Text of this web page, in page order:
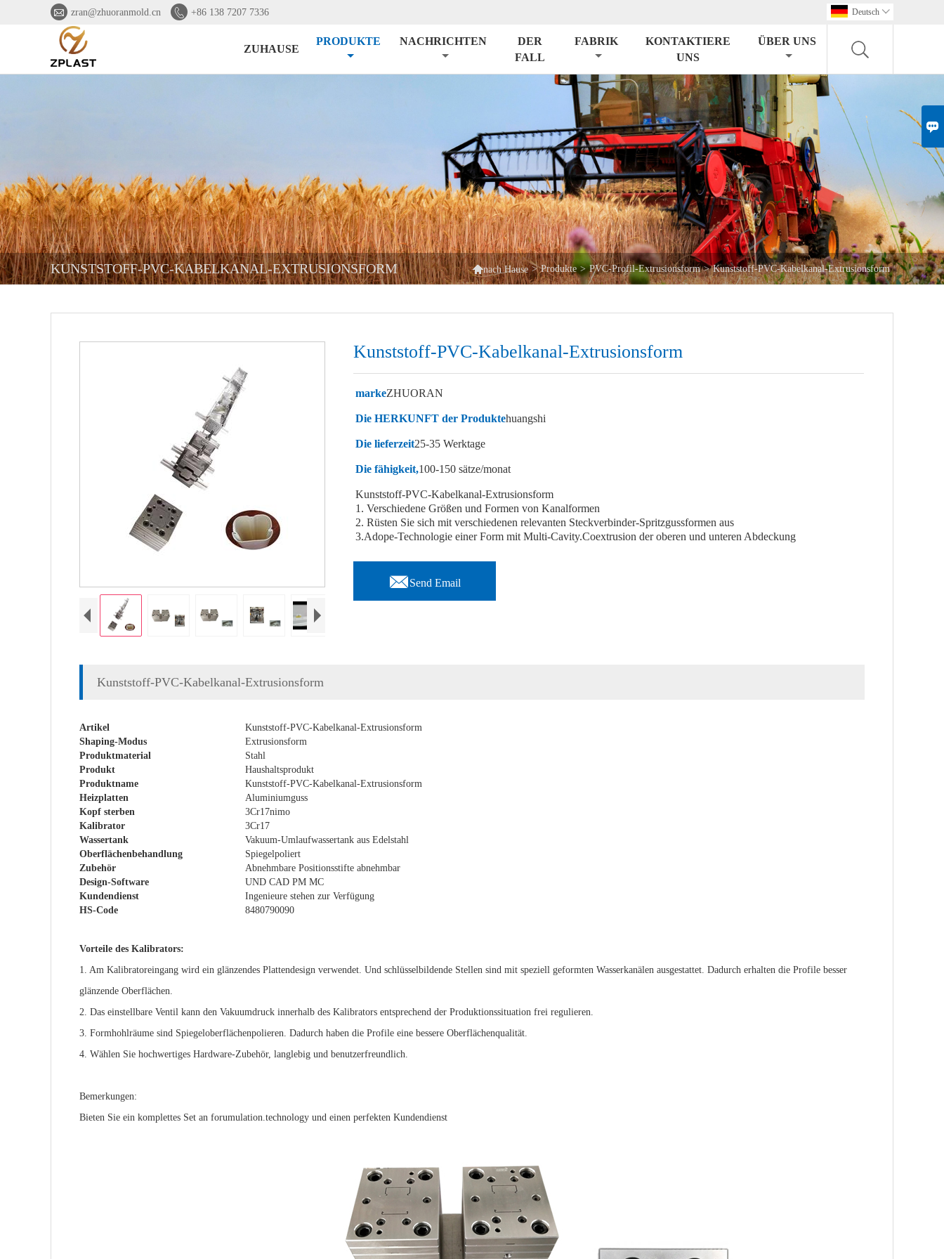

 zran@zhuoranmold.cn  +86 138 7207 7336 Deutsch 
ZUHAUSE
PRODUKTE NACHRICHTEN
DER
FALL
FABRIK
KONTAKTIERE
UNS
ÜBER UNS
KUNSTSTOFF-PVC-KABELKANAL-EXTRUSIONSFORM nach Hause > Produkte > PVC-Profil-Extrusionsform > Kunststoff-PVC-Kabelkanal-Extrusionsform
Kunststoff-PVC-Kabelkanal-Extrusionsform
markeZHUORAN
Die HERKUNFT der Produktehuangshi
Die lieferzeit25-35 Werktage
Die fähigkeit,100-150 sätze/monat
Kunststoff-PVC-Kabelkanal-Extrusionsform
1. Verschiedene Größen und Formen von Kanalformen
2. Rüsten Sie sich mit verschiedenen relevanten Steckverbinder-Spritzgussformen aus
3.Adope-Technologie einer Form mit Multi-Cavity.Coextrusion der oberen und unteren Abdeckung
Send Email
Kunststoff-PVC-Kabelkanal-Extrusionsform
Artikel
Kunststoff-PVC-Kabelkanal-Extrusionsform
Shaping-Modus
Extrusionsform
Produktmaterial
Stahl
Produkt
Haushaltsprodukt
Produktname
Kunststoff-PVC-Kabelkanal-Extrusionsform
Heizplatten
Aluminiumguss
Kopf sterben
3Cr17nimo
Kalibrator
3Cr17
Wassertank
Vakuum-Umlaufwassertank aus Edelstahl
Oberflächenbehandlung
Spiegelpoliert
Zubehör
Abnehmbare Positionsstifte abnehmbar
Design-Software
UND CAD PM MC
Kundendienst
Ingenieure stehen zur Verfügung
HS-Code
8480790090
Vorteile des Kalibrators:
1. Am Kalibratoreingang wird ein glänzendes Plattendesign verwendet. Und schlüsselbildende Stellen sind mit speziell geformten Wasserkanälen ausgestattet. Dadurch erhalten die Profile besser
glänzende Oberflächen.
2. Das einstellbare Ventil kann den Vakuumdruck innerhalb des Kalibrators entsprechend der Produktionssituation frei regulieren.
3. Formhohlräume sind Spiegeloberflächenpolieren. Dadurch haben die Profile eine bessere Oberflächenqualität.
4. Wählen Sie hochwertiges Hardware-Zubehör, langlebig und benutzerfreundlich.
Bemerkungen:
Bieten Sie ein komplettes Set an forumulation.technology und einen perfekten Kundendienst